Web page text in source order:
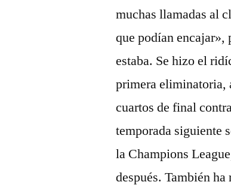
muchas llamadas al
que podían
estaba. Se hizo el
primera eliminatoria,
cuartos de final
temporada siguiente
la Champions
después. También